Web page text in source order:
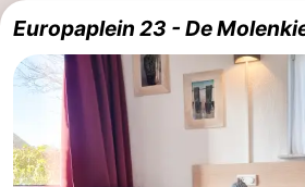
Europaplein 23 - De